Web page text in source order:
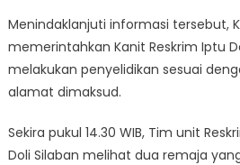
Menindaklanjuti informasi tersebut,
memerintahkan Kanit Reskrim Iptu
melakukan penyelidikan sesuai
alamat dimaksud.
Sekira pukul 14.30 WIB, Tim unit
Doli Silaban melihat dua remaja